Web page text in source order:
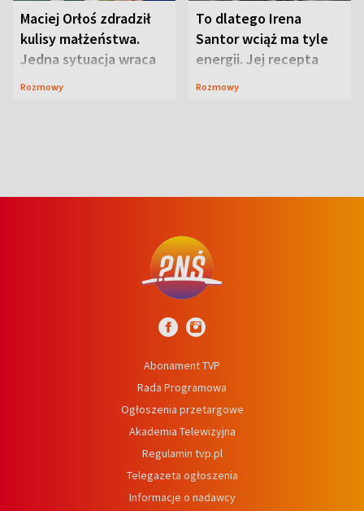
Maciej Orłoś zdradził
kulisy małżeństwa.
Jedna sytuacja wraca
jak bumerang
Rozmowy
To dlatego Irena
Santor wciąż ma tyle
energii. Jej recepta
jest zaskakująco
Rozmowy
Abonament TVP
Rada Programowa
Ogłoszenia przetargowe
Akademia Telewizyjna
Regulamin tvp.pl
Telegazeta ogłoszenia
Informacje o nadawcy